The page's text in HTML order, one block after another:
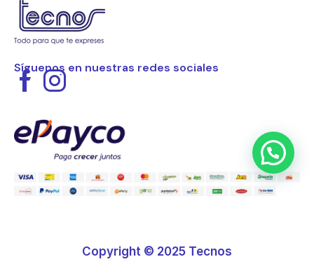
Síguenos en nuestras redes sociales
Copyright © 2025 Tecnos